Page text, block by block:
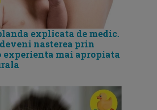
explicata de medic.
nasterea prin
experienta mai apropiata